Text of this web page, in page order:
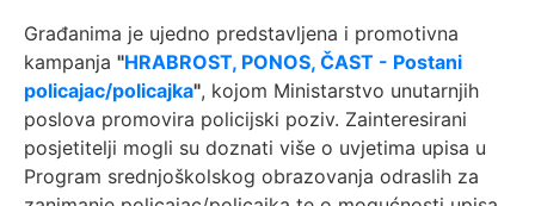
Građanima je ujedno predstavljena i promotivna
kampanja "HRABROST, PONOS, ČAST - Postani
policajac/policajka", kojom Ministarstvo unutarnjih
poslova promovira policijski poziv. Zainteresirani
posjetitelji mogli su doznati više o uvjetima upisa u
Program srednjoškolskog obrazovanja odraslih za